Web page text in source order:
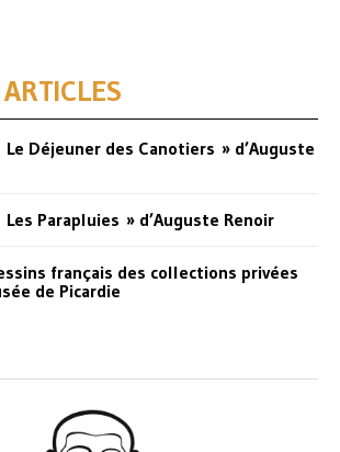
Déjeuner des Canotiers » d’Auguste
Parapluies » d’Auguste Renoir
français des collections privées
de Picardie